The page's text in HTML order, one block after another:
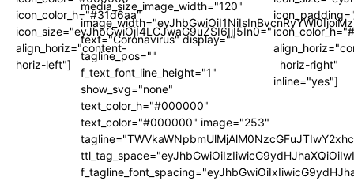
icon_color_h="#31d6aa"
icon_size="eyJhbGwiOjI4LCJwaG9uZSI6IjI5In0="
align_horiz="content-
horiz-left"]
media_size_image_width="120"
text="Coronavirus" display=""
tagline_pos=""
f_text_font_line_height="1"
show_svg="none"
text_color_h="#000000"
text_color="#000000" image="253"
horiz-right"
inline="yes"]